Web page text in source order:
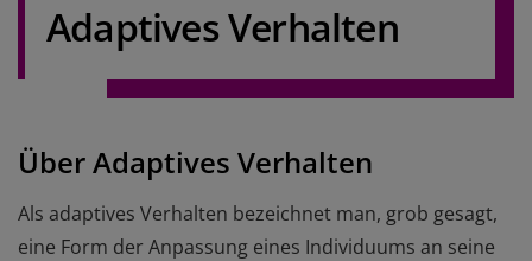
Adaptives Verhalten
Über Adaptives Verhalten
Als adaptives Verhalten bezeichnet man, grob gesagt,
eine Form der Anpassung eines Individuums an seine